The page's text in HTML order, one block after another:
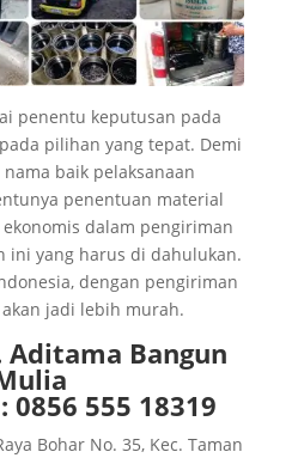
penentu keputusan pada
pilihan yang tepat. Demi
baik pelaksanaan
penentuan material
dalam pengiriman
ini yang harus di dahulukan.
dengan pengiriman
jadi lebih murah.
Aditama Bangun
0856 555 18319
Bohar No. 35, Kec. Taman